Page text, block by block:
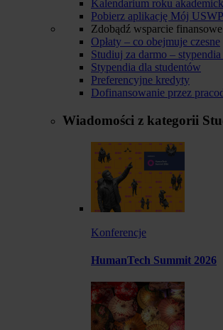
Kalendarium roku
Pobierz aplikację Mój
Zdobądź wsparcie finansowe
Opłaty – co obejmuje czesne
Studiuj za darmo –
Stypendia dla studentów
Preferencyjne kredyty
Dofinansowanie przez
Wiadomości z kategorii
Konferencje
HumanTech Summit 2026